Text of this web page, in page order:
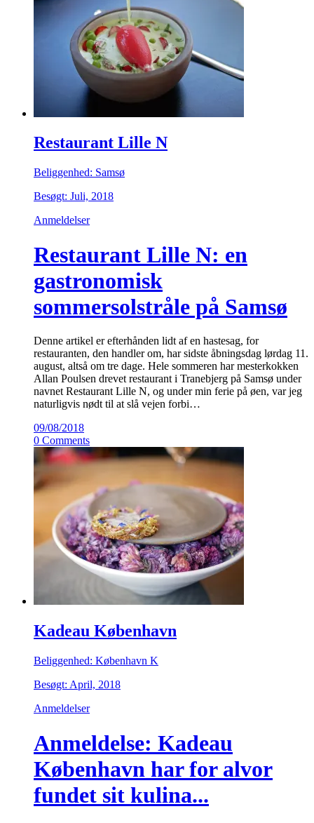
Restaurant Lille N
Beliggenhed: Samsø
Besøgt: Juli, 2018
Anmeldelser
Restaurant Lille N: en
gastronomisk
sommersolstråle på Samsø
Denne artikel er efterhånden lidt af en hastesag, for
restauranten, den handler om, har sidste åbningsdag lørdag 11.
august, altså om tre dage. Hele sommeren har mesterkokken
Allan Poulsen drevet restaurant i Tranebjerg på Samsø under
navnet Restaurant Lille N, og under min ferie på øen, var jeg
naturligvis nødt til at slå vejen forbi…
09/08/2018
0 Comments
Kadeau København
Beliggenhed: København K
Besøgt: April, 2018
Anmeldelser
Anmeldelse: Kadeau
København har for alvor
fundet sit kulina...